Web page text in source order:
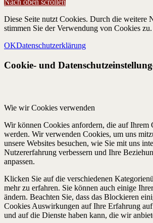
Nach oben scrollen
Diese Seite nutzt Cookies. Durch die weitere
stimmen Sie der Verwendung von Cookies zu.
OKDatenschutzerklärung
Cookie- und
Wie wir Cookies verwenden
Wir können Cookies anfordern, die auf Ihrem
werden. Wir verwenden Cookies, um uns
unsere Websites besuchen, wie Sie mit uns
Nutzererfahrung verbessern und Ihre
anpassen.
Klicken Sie auf die verschiedenen
mehr zu erfahren. Sie können auch einige
ändern. Beachten Sie, dass das Blockieren
Cookies Auswirkungen auf Ihre Erfahrung auf
und auf die Dienste haben kann, die wir